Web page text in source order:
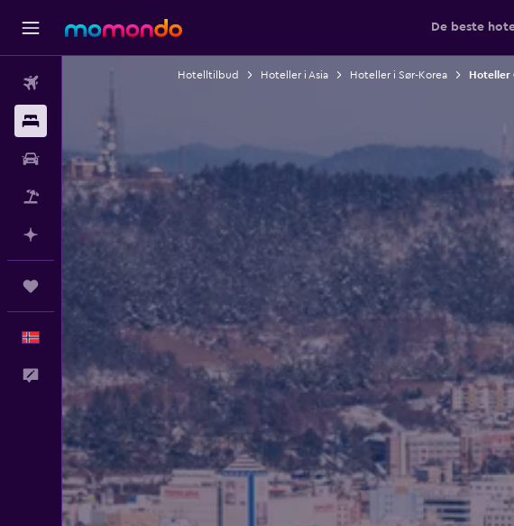
De beste
Overnattinger
Bil
Pakkereiser
Planlegg med AI
Reiser
Tilbakemelding
Hotelltilbud Hoteller i Asia Hoteller i Sør-Korea Hoteller